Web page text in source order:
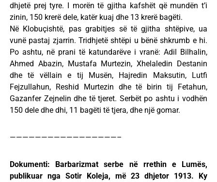
dhjetë prej tyre. I morën të gjitha kafshët që mundën t’i
zinin, 150 krerë dele, katër kuaj dhe 13 krerë bagëti.
Në Klobuçishtë, pas grabitjes së të gjitha shtëpive, ua
vunë pastaj zjarrin. Tridhjetë shtëpi u bënë shkrumb e hi.
Po ashtu, në prani të katundarëve i vranë: Adil Bilhalin,
Ahmed Abazin, Mustafa Murtezin, Xhelaledin Destanin
dhe të vëllain e tij Musën, Hajredin Maksutin, Lutfi
Fejzullahun, Reshid Murtezin dhe të birin tij Fetahun,
Gazanfer Zejnelin dhe të tjeret. Serbët po ashtu i vodhën
150 dele dhe dhi, 11 bagëti të tjera, dhe një gomar.
—————————————————–
Dokumenti: Barbarizmat serbe në rrethin e Lumës,
publikuar nga Sotir Koleja, më 23 dhjetor 1913. Ky